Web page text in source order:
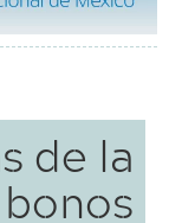
de la